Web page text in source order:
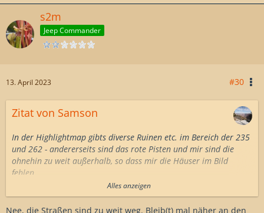
s2m
Jeep Commander
13. April 2023 #30
Zitat von Samson
In der Highlightmap gibts diverse Ruinen etc. im Bereich der 235
und 262 - andererseits sind das rote Pisten und mir sind die
ohnehin zu weit außerhalb, so dass mir die Häuser im Bild
fehlen.
Gut passen würde dagegen die 273 - besonders wenn ich das
hier sehe:
Alles anzeigen
Nee, die Straßen sind zu weit weg. Bleib(t) mal näher an den